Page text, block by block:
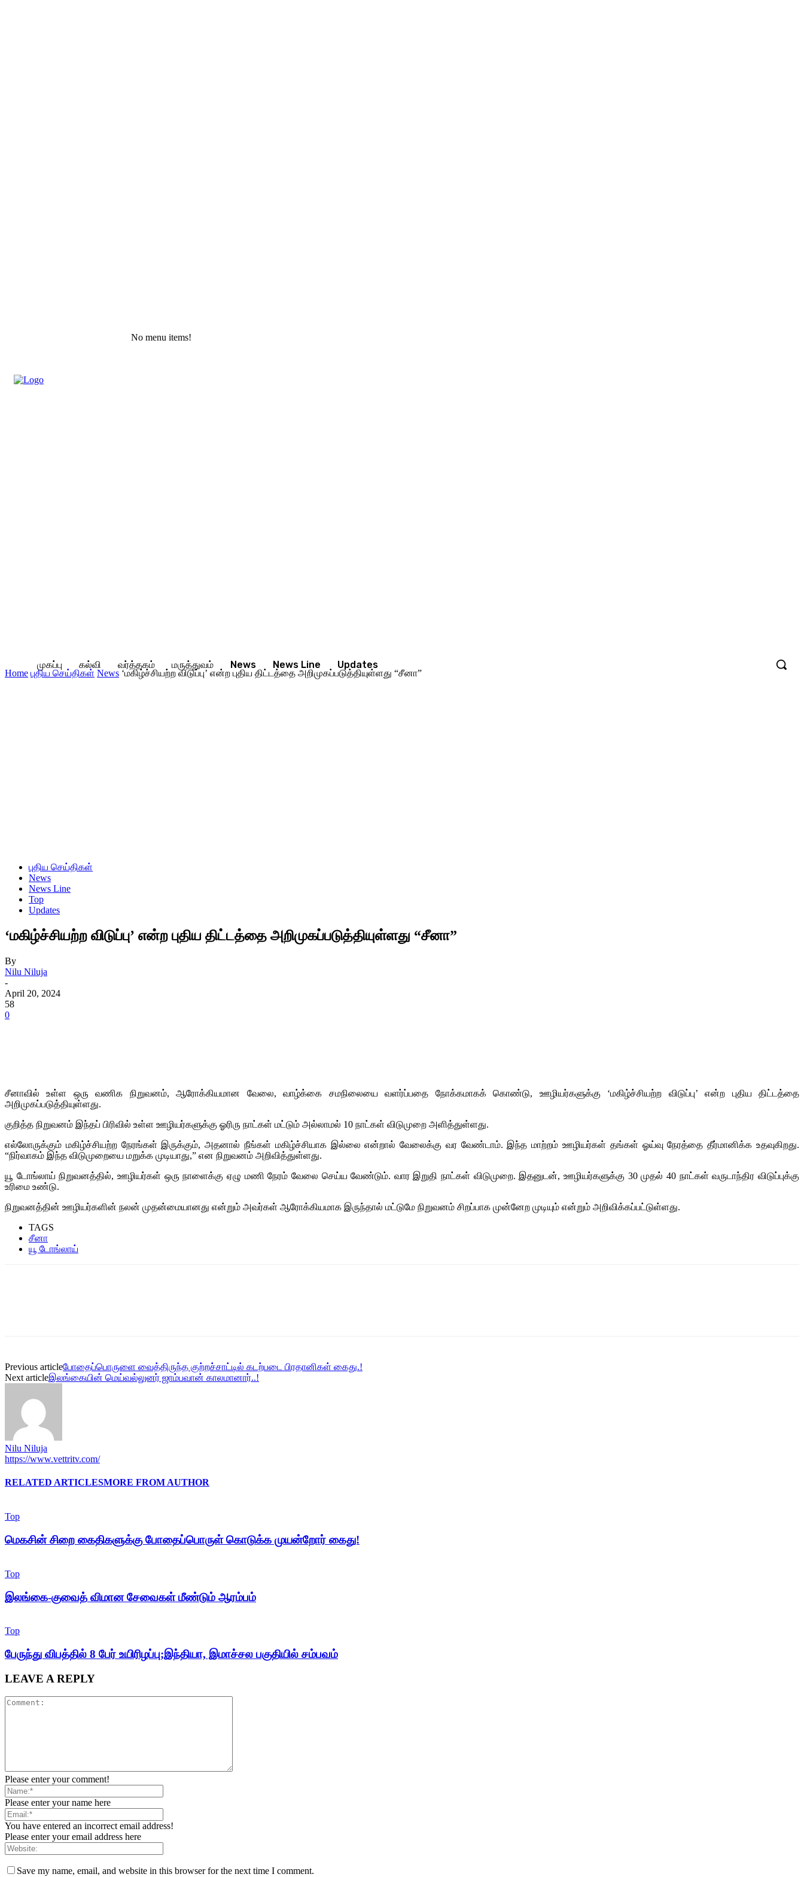
No menu items!
முகப்பு கல்வி வர்த்தகம் மருத்துவம் News News Line Updates
Home புதிய செய்திகள் News ‘மகிழ்ச்சியற்ற விடுப்பு’ என்ற புதிய திட்டத்தை அறிமுகப்படுத்தியுள்ளது “சீனா”
புதிய செய்திகள்
News
News Line
Top
Updates
‘மகிழ்ச்சியற்ற விடுப்பு’ என்ற புதிய திட்டத்தை அறிமுகப்படுத்தியுள்ளது “சீனா”
By
Nilu Niluja
-
April 20, 2024
58
0
சீனாவில் உள்ள ஒரு வணிக நிறுவனம், ஆரோக்கியமான வேலை, வாழ்க்கை சமநிலையை வளர்ப்பதை நோக்கமாகக் கொண்டு, ஊழியர்களுக்கு ‘மகிழ்ச்சியற்ற விடுப்பு’ என்ற புதிய திட்டத்தை
அறிமுகப்படுத்தியுள்ளது.
குறித்த நிறுவனம் இந்தப் பிரிவில் உள்ள ஊழியர்களுக்கு ஓரிரு நாட்கள் மட்டும் அல்லாமல் 10 நாட்கள் விடுமுறை அளித்துள்ளது.
எல்லோருக்கும் மகிழ்ச்சியற்ற நேரங்கள் இருக்கும், அதனால் நீங்கள் மகிழ்ச்சியாக இல்லை என்றால் வேலைக்கு வர வேண்டாம். இந்த மாற்றம் ஊழியர்கள் தங்கள் ஓய்வு நேரத்தை தீர்மானிக்க உதவுகிறது.
“நிர்வாகம் இந்த விடுமுறையை மறுக்க முடியாது,” என நிறுவனம் அறிவித்துள்ளது.
யூ டோங்லாய் நிறுவனத்தில், ஊழியர்கள் ஒரு நாளைக்கு ஏழு மணி நேரம் வேலை செய்ய வேண்டும். வார இறுதி நாட்கள் விடுமுறை. இதனுடன், ஊழியர்களுக்கு 30 முதல் 40 நாட்கள் வருடாந்திர விடுப்புக்கு
உரிமை உண்டு.
நிறுவனத்தின் ஊழியர்களின் நலன் முதன்மையானது என்றும் அவர்கள் ஆரோக்கியமாக இருந்தால் மட்டுமே நிறுவனம் சிறப்பாக முன்னேற முடியும் என்றும் அறிவிக்கப்பட்டுள்ளது.
TAGS
சீனா
யூ டோங்லாய்
Previous articleபோதைப்பொருளை வைத்திருந்த குற்றச்சாட்டில் கடற்படை பிரதானிகள் கைது.!
Next articleஇலங்கையின் மெய்வல்லுனர் ஜாம்பவான் காலமானார்..!
Nilu Niluja
https://www.vettritv.com/
RELATED ARTICLESMORE FROM AUTHOR
Top
மெகசின் சிறை கைதிகளுக்கு போதைப்பொருள் கொடுக்க முயன்றோர் கைது!
Top
இலங்கை-குவைத் விமான சேவைகள் மீண்டும் ஆரம்பம்
Top
பேருந்து விபத்தில் 8 பேர் உயிரிழப்பு;இந்தியா, இமாச்சல பகுதியில் சம்பவம்
LEAVE A REPLY
Please enter your comment!
Please enter your name here
You have entered an incorrect email address!
Please enter your email address here
Save my name, email, and website in this browser for the next time I comment.